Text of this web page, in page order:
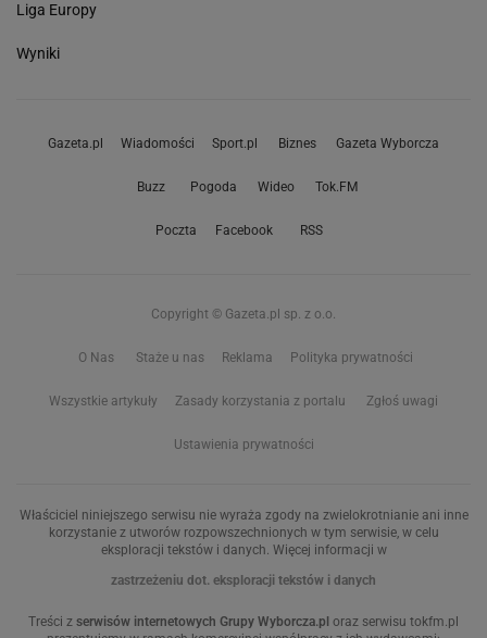
Liga Europy
Wyniki
Gazeta.pl Wiadomości Sport.pl Biznes Gazeta Wyborcza
Buzz Pogoda Wideo Tok.FM
Poczta Facebook RSS
Copyright © Gazeta.pl sp. z o.o.
O Nas Staże u nas Reklama Polityka prywatności
Wszystkie artykuły Zasady korzystania z portalu Zgłoś uwagi
Ustawienia prywatności
Właściciel niniejszego serwisu nie wyraża zgody na zwielokrotnianie ani inne
korzystanie z utworów rozpowszechnionych w tym serwisie, w celu
eksploracji tekstów i danych. Więcej informacji w
zastrzeżeniu dot. eksploracji tekstów i danych
Treści z serwisów internetowych Grupy Wyborcza.pl oraz serwisu tokfm.pl